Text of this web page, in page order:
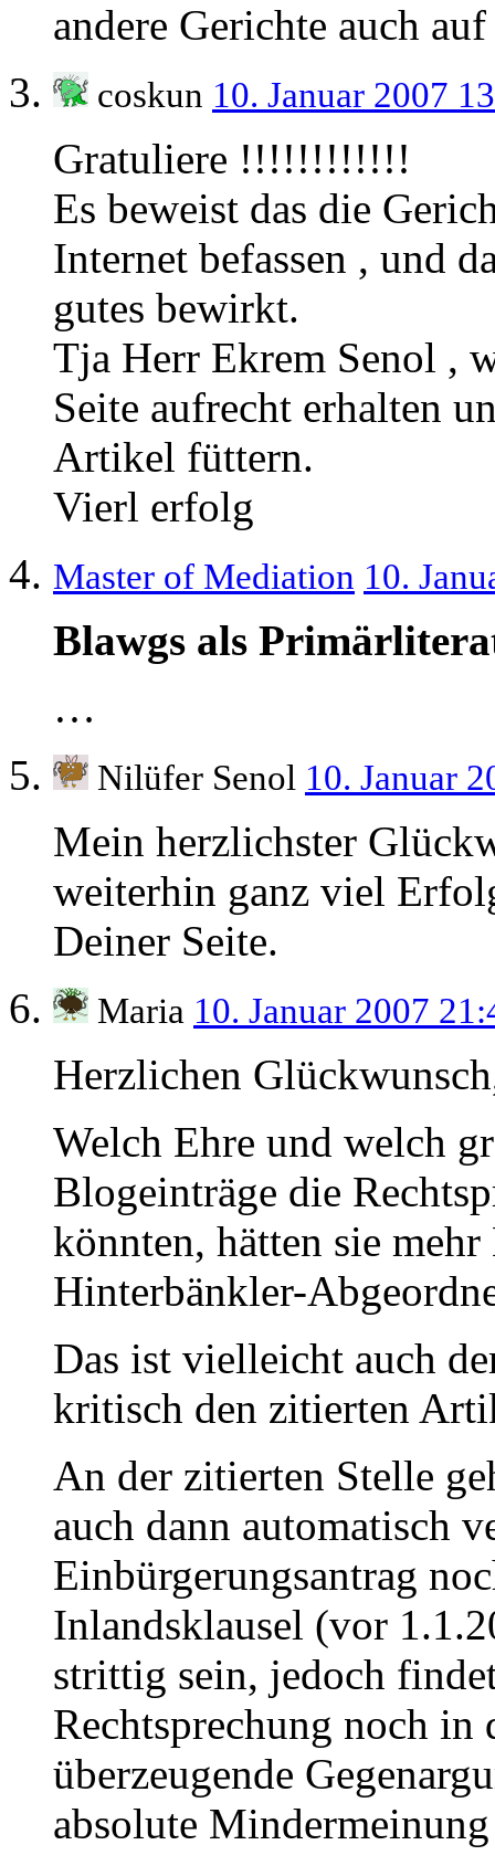
andere Gerichte auch
coskun 10. Januar 2007
Gratuliere !!!!!!!!!!!!
Es beweist das die
Internet befassen , und
gutes bewirkt.
Tja Herr Ekrem Senol ,
Seite aufrecht erhalten
Artikel füttern.
Vierl erfolg
Master of Mediation 10.
Blawgs als
…
Nilüfer Senol 10. Januar
Mein herzlichster
weiterhin ganz viel
Deiner Seite.
Maria 10. Januar 2007
Herzlichen
Welch Ehre und welch
Blogeinträge die
könnten, hätten sie
Hinterbänkler-
Das ist vielleicht auch
kritisch den zitierten
An der zitierten Stelle
auch dann automatisch
Einbürgerungsantrag
Inlandsklausel (vor
strittig sein, jedoch
Rechtsprechung noch in
überzeugende
absolute